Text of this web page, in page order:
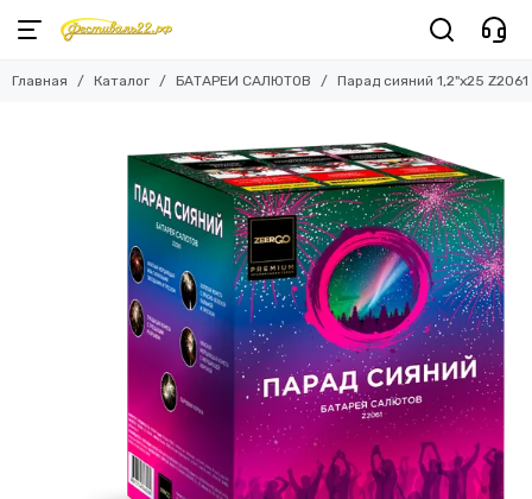
Главная Каталог БАТАРЕИ САЛЮТОВ Парад сияний 1,2"х25 Z2061